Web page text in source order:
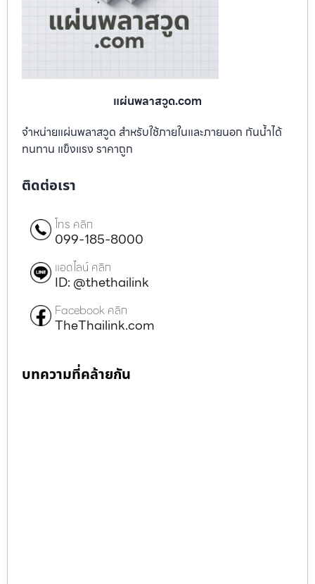
แผ่นพลาสวูด.com
จำหน่ายแผ่นพลาสวูด สำหรับใช้ภายในและภายนอก กันน้ำได้
ทนทาน แข็งแรง ราคาถูก
ติดต่อเรา
โทร คลิก
099-185-8000
แอดไลน์ คลิก
ID: @thethailink
Facebook คลิก
TheThailink.com
บทความที่คล้ายกัน